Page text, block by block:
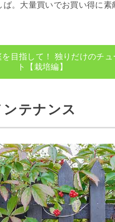
。大量買いでお買い得に
目指して！ 独りだけのチ
ト【栽培編】
ンテナンス